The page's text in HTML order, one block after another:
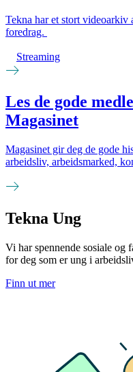
Tekna har et stort videoarkiv
foredrag.
Streaming
Les de gode
Magasinet
Magasinet gir deg de gode
arbeidsliv, arbeidsmarked,
Tekna Ung
Vi har spennende sosiale og
for deg som er ung i
Finn ut mer